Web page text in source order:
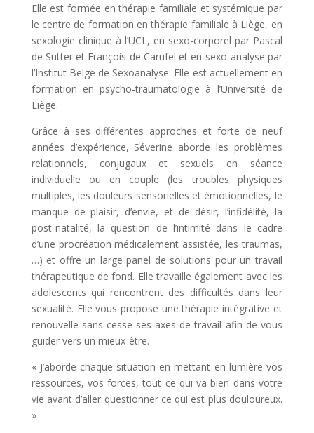
Elle est formée en thérapie familiale et systémique par
le centre de formation en thérapie familiale à Liège, en
sexologie clinique à l’UCL, en sexo-corporel par Pascal
de Sutter et François de Carufel et en sexo-analyse par
l’Institut Belge de Sexoanalyse. Elle est actuellement en
formation en psycho-traumatologie à l’Université de
Liège.
Grâce à ses différentes approches et forte de neuf
années d’expérience, Séverine aborde les problèmes
relationnels, conjugaux et sexuels en séance
individuelle ou en couple (les troubles physiques
multiples, les douleurs sensorielles et émotionnelles, le
manque de plaisir, d’envie, et de désir, l’infidélité, la
post-natalité, la question de l’intimité dans le cadre
d’une procréation médicalement assistée, les traumas,
…) et offre un large panel de solutions pour un travail
thérapeutique de fond. Elle travaille également avec les
adolescents qui rencontrent des difficultés dans leur
sexualité. Elle vous propose une thérapie intégrative et
renouvelle sans cesse ses axes de travail afin de vous
guider vers un mieux-être.
« J’aborde chaque situation en mettant en lumière vos
ressources, vos forces, tout ce qui va bien dans votre
vie avant d’aller questionner ce qui est plus douloureux.
»